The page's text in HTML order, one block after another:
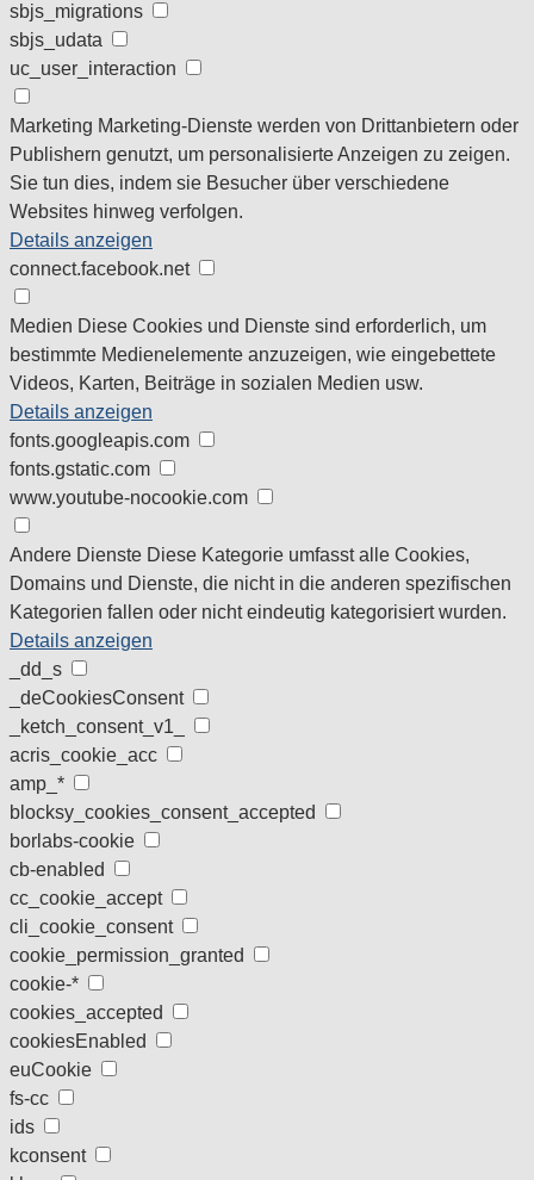
sbjs_migrations
sbjs_udata
uc_user_interaction
Marketing Marketing-Dienste werden von Drittanbietern oder
Publishern genutzt, um personalisierte Anzeigen zu zeigen.
Sie tun dies, indem sie Besucher über verschiedene
Websites hinweg verfolgen.
Details anzeigen
connect.facebook.net
Medien Diese Cookies und Dienste sind erforderlich, um
bestimmte Medienelemente anzuzeigen, wie eingebettete
Videos, Karten, Beiträge in sozialen Medien usw.
Details anzeigen
fonts.googleapis.com
fonts.gstatic.com
www.youtube-nocookie.com
Andere Dienste Diese Kategorie umfasst alle Cookies,
Domains und Dienste, die nicht in die anderen spezifischen
Kategorien fallen oder nicht eindeutig kategorisiert wurden.
Details anzeigen
_dd_s
_deCookiesConsent
_ketch_consent_v1_
acris_cookie_acc
amp_*
blocksy_cookies_consent_accepted
borlabs-cookie
cb-enabled
cc_cookie_accept
cli_cookie_consent
cookie_permission_granted
cookie-*
cookies_accepted
cookiesEnabled
euCookie
fs-cc
ids
kconsent